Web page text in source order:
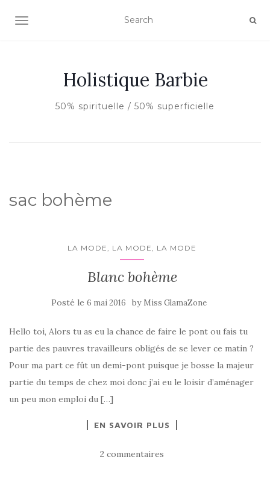
AFFICHER/MASQUER LA NAVIGATION
Holistique Barbie
50% spirituelle / 50% superficielle
sac bohème
LA MODE, LA MODE, LA MODE
Blanc bohème
Posté le 6 mai 2016 by Miss GlamaZone
Hello toi, Alors tu as eu la chance de faire le pont ou fais tu
partie des pauvres travailleurs obligés de se lever ce matin ?
Pour ma part ce fût un demi-pont puisque je bosse la majeur
partie du temps de chez moi donc j’ai eu le loisir d’aménager
un peu mon emploi du […]
EN SAVOIR PLUS
2 commentaires